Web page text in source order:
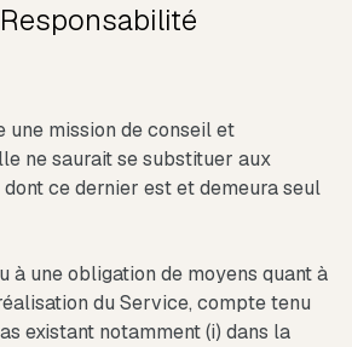
une mission de conseil et
ne saurait se substituer aux
ce dernier est et demeura seul
à une obligation de moyens quant à
du Service, compte tenu
existant notamment (i) dans la